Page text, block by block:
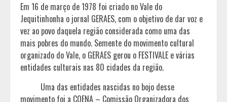
Em 16 de março de 1978 foi criado no Vale do
Jequitinhonha o jornal GERAES, com o objetivo de dar voz e
vez ao povo daquela região considerada como uma das
mais pobres do mundo. Semente do movimento cultural
organizado do Vale, o GERAES gerou o FESTIVALE e várias
entidades culturais nas 80 cidades da região.
Uma das entidades nascidas no bojo desse
movimento foi a COENA – Comissão Organizadora dos